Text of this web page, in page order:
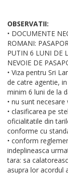
OBSERVATII:
• DOCUMENTE
ROMANI:
PUTIN 6 LUNI DE
NEVOIE DE
• Viza pentru Sri
de catre agentie,
minim 6 luni de la
• nu sunt
• clasificarea pe
oficialitatile din
conforme cu
• conform
indeplineasca
tara: sa
asupra lor acordul